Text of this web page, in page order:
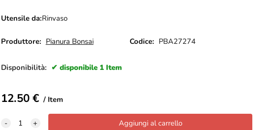
Utensile da:Rinvaso
Produttore: Pianura Bonsai Codice: PBA27274
Disponibilità: disponibile 1 Item
12.50€ Item